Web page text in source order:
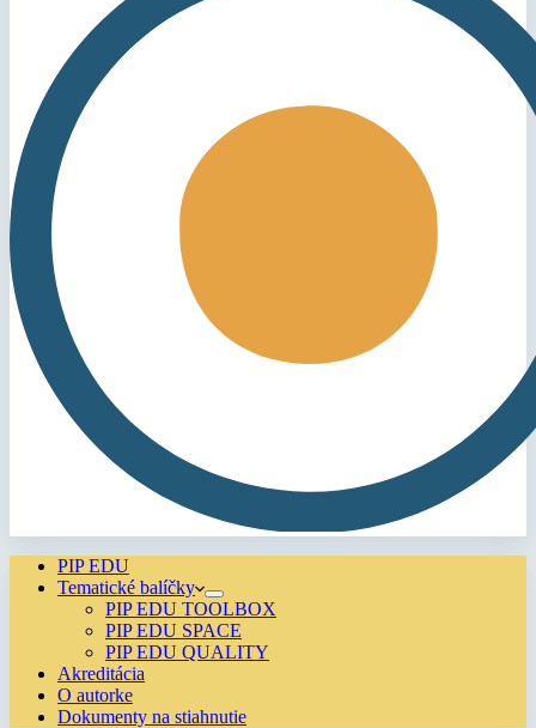
PIP EDU
Tematické balíčky
PIP EDU TOOLBOX
PIP EDU SPACE
PIP EDU QUALITY
Akreditácia
O autorke
Dokumenty na stiahnutie